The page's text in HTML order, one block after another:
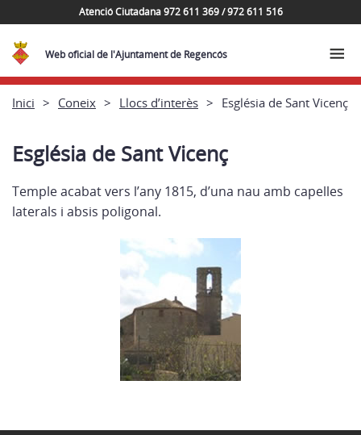
Atenció Ciutadana 972 611 369 / 972 611 516
Web oficial de l'Ajuntament de Regencós
Inici Coneix Llocs d’interès Església de Sant Vicenç
Església de Sant Vicenç
Temple acabat vers l’any 1815, d’una nau amb capelles
laterals i absis poligonal.